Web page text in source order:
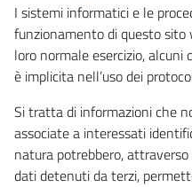
I sistemi informatici e le
funzionamento di questo sito
loro normale esercizio,
è implicita nell’uso dei
Si tratta di informazioni che
associate a interessati
natura potrebbero,
dati detenuti da terzi,